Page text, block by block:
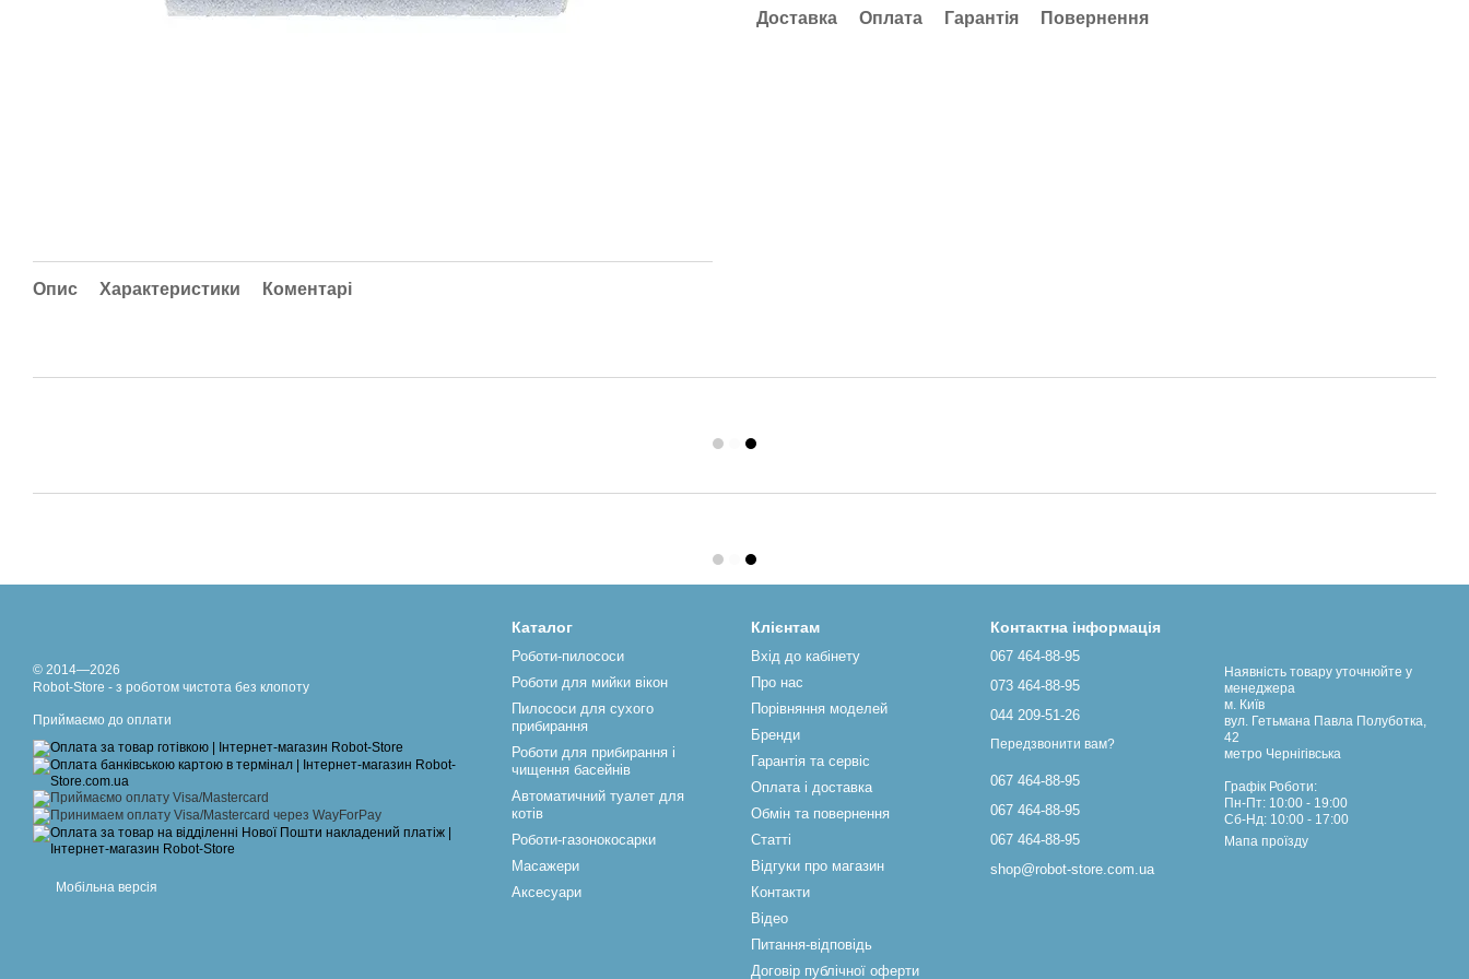
Опис Характеристики Коментарі
Доставка Оплата Гарантія Повернення
© 2014—2026
Robot-Store - з роботом чистота без клопоту
Приймаємо до оплати
Мобільна версія
Каталог
Роботи-пилососи
Роботи для мийки вікон
Пилососи для сухого
прибирання
Роботи для прибирання і
чищення басейнів
Автоматичний туалет для
котів
Роботи-газонокосарки
Масажери
Аксесуари
Клієнтам
Вхід до кабінету
Про нас
Порівняння моделей
Бренди
Гарантія та сервіс
Оплата і доставка
Обмін та повернення
Статті
Відгуки про магазин
Контакти
Відео
Питання-відповідь
Договір публічної оферти
Контактна інформація
067 464-88-95
073 464-88-95
044 209-51-26
Передзвонити вам?
067 464-88-95
067 464-88-95
067 464-88-95
shop@robot-store.com.ua
Наявність товару уточнюйте у
менеджера
м. Київ
вул. Гетьмана Павла Полуботка,
42
метро Чернігівська
Графік Роботи:
Пн-Пт: 10:00 - 19:00
Сб-Нд: 10:00 - 17:00
Мапа проїзду